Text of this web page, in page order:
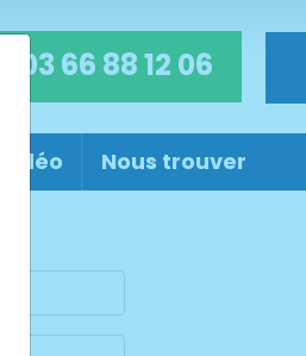
03 66 88 12 06
Nous trouver